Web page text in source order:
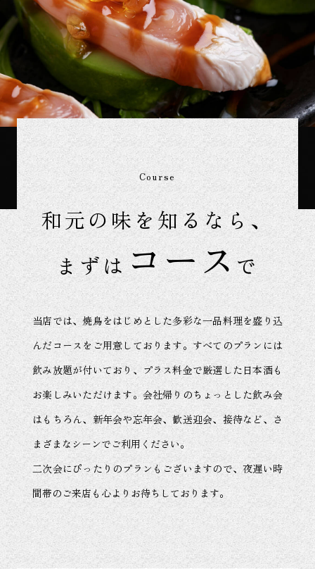
Course
和元の味を知るなら、
まずはコースで
当店では、焼鳥をはじめとした多彩な一品料理を盛り込
んだコースをご用意しております。すべてのプランには
飲み放題が付いており、プラス料金で厳選した日本酒も
お楽しみいただけます。会社帰りのちょっとした飲み会
はもちろん、新年会や忘年会、歓送迎会、接待など、さ
まざまなシーンでご利用ください。
二次会にぴったりのプランもございますので、夜遅い時
間帯のご来店も心よりお待ちしております。